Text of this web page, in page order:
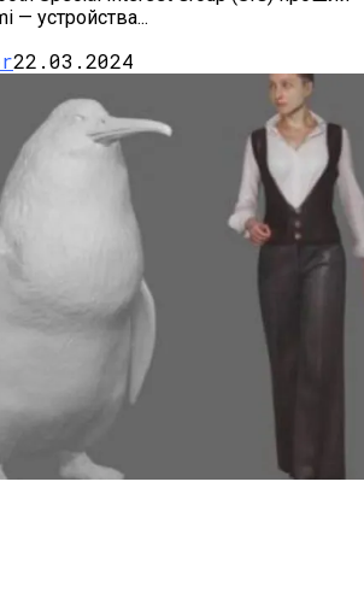
— устройства...
22.03.2024